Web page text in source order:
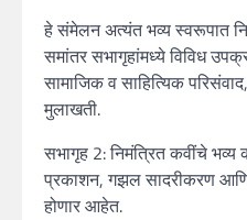
हे संमेलन अत्यंत भव्य स्वरूपात
समांतर सभागृहांमध्ये विविध
सामाजिक व साहित्यिक
मुलाखती.
सभागृह 2: निमंत्रित कवींचे
प्रकाशन, गझल सादरीकरण
होणार आहेत.